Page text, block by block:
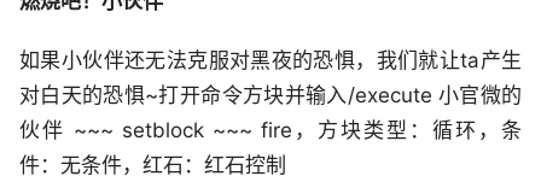
如果小伙伴还无法克服对黑夜的恐惧，我们就让ta产生
对白天的恐惧~打开命令方块并输入/execute 小官微的
伙伴 ~~~ setblock ~~~ fire，方块类型：循环，条
件：无条件，红石：红石控制